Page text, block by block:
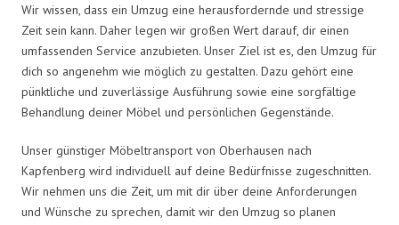
Wir wissen, dass ein Umzug eine herausfordernde und stressige
Zeit sein kann. Daher legen wir großen Wert darauf, dir einen
umfassenden Service anzubieten. Unser Ziel ist es, den Umzug für
dich so angenehm wie möglich zu gestalten. Dazu gehört eine
pünktliche und zuverlässige Ausführung sowie eine sorgfältige
Behandlung deiner Möbel und persönlichen Gegenstände.
Unser günstiger Möbeltransport von Oberhausen nach
Kapfenberg wird individuell auf deine Bedürfnisse zugeschnitten.
Wir nehmen uns die Zeit, um mit dir über deine Anforderungen
und Wünsche zu sprechen, damit wir den Umzug so planen